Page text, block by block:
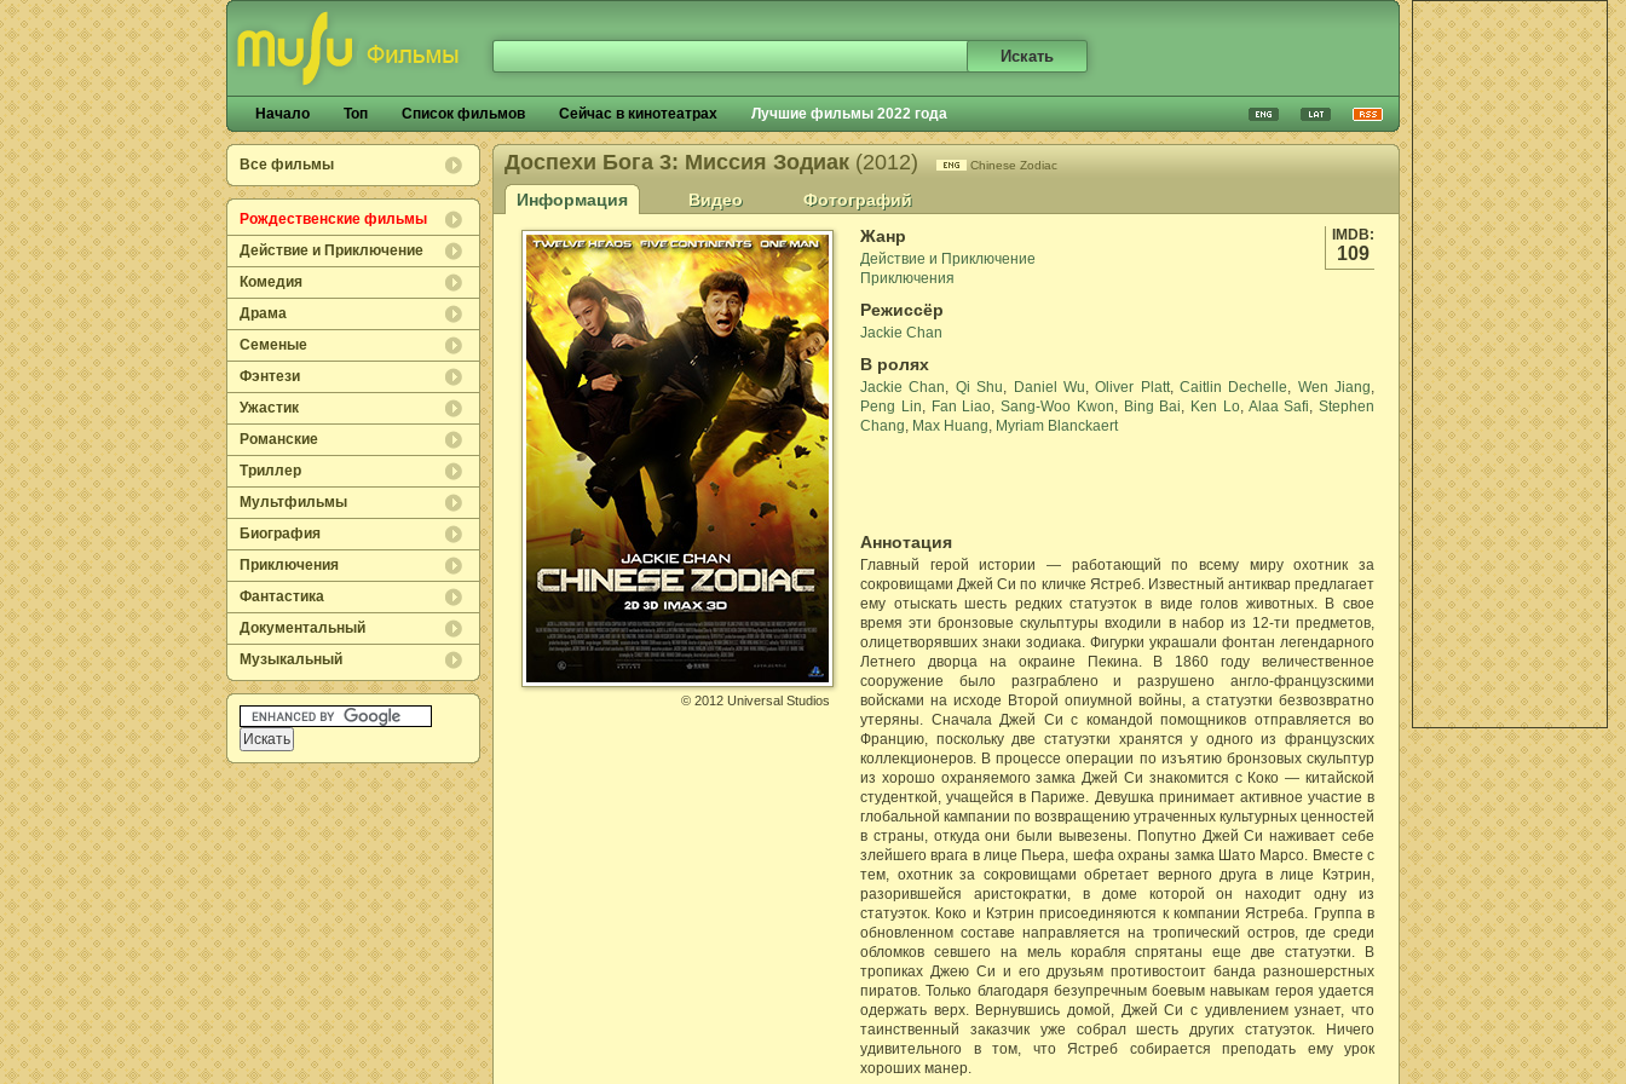
Начало Топ Список фильмов Сейчас в кинотеатрах Лучшие фильмы 2022 года
Все фильмы
Рождественские фильмы
Действие и Приключение
Комедия
Драма
Семеные
Фэнтези
Ужастик
Романские
Триллер
Мультфильмы
Биография
Приключения
Фантастика
Документальный
Музыкальный
Доспехи Бога 3: Миссия Зодиак (2012) Chinese Zodiac
Информация Видео Фотографий
IMDB:
109
Жанр
Действие и Приключение
Приключения
Режиссёр
Jackie Chan
В ролях
Jackie Chan, Qi Shu, Daniel Wu,Oliver Platt, Caitlin Dechelle, Wen Jiang,
Peng Lin, Fan Liao, Sang-Woo Kwon, Bing Bai, Ken Lo, Alaa Safi, Stephen
Chang, Max Huang, Myriam Blanckaert
Аннотация
Главный герой истории — работающий по всему миру охотник за
сокровищами Джей Си по кличке Ястреб. Известный антиквар предлагает
ему отыскать шесть редких статуэток в виде голов животных. В свое
время эти бронзовые скульптуры входили в набор из 12-ти предметов,
олицетворявших знаки зодиака. Фигурки украшали фонтан легендарного
Летнего дворца на окраине Пекина. В 1860 году величественное
сооружение было разграблено и разрушено англо-французскими
войсками на исходе Второй опиумной войны, а статуэтки безвозвратно
утеряны. Сначала Джей Си с командой помощников отправляется во
Францию, поскольку две статуэтки хранятся у одного из французских
коллекционеров. В процессе операции по изъятию бронзовых скульптур
из хорошо охраняемого замка Джей Си знакомится с Коко — китайской
студенткой, учащейся в Париже. Девушка принимает активное участие в
глобальной кампании по возвращению утраченных культурных ценностей
в страны, откуда они были вывезены. Попутно Джей Си наживает себе
злейшего врага в лице Пьера, шефа охраны замка Шато Марсо. Вместе с
тем, охотник за сокровищами обретает верного друга в лице Кэтрин,
разорившейся аристократки, в доме которой он находит одну из
статуэток. Коко и Кэтрин присоединяются к компании Ястреба. Группа в
обновленном составе направляется на тропический остров, где среди
обломков севшего на мель корабля спрятаны еще две статуэтки. В
тропиках Джею Си и его друзьям противостоит банда разношерстных
пиратов. Только благодаря безупречным боевым навыкам героя удается
одержать верх. Вернувшись домой, Джей Си с удивлением узнает, что
таинственный заказчик уже собрал шесть других статуэток. Ничего
удивительного в том, что Ястреб собирается преподать ему урок
хороших манер.
© 2012 Universal Studios